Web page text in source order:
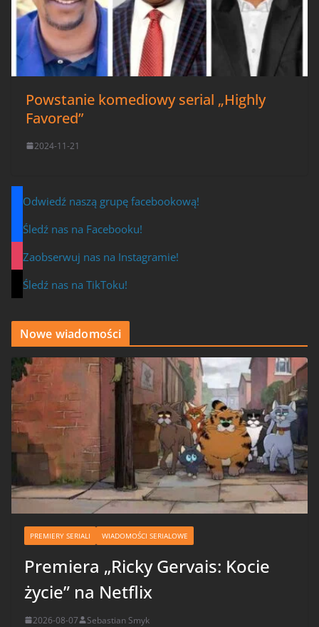
Powstanie komediowy serial „Highly
Favored”
2024-11-21
Odwiedź naszą grupę facebookową!
Śledź nas na Facebooku!
Zaobserwuj nas na Instagramie!
Śledź nas na TikToku!
Nowe wiadomości
PREMIERY SERIALI WIADOMOŚCI SERIALOWE
Premiera „Ricky Gervais: Kocie
życie” na Netflix
2026-08-07 Sebastian Smyk